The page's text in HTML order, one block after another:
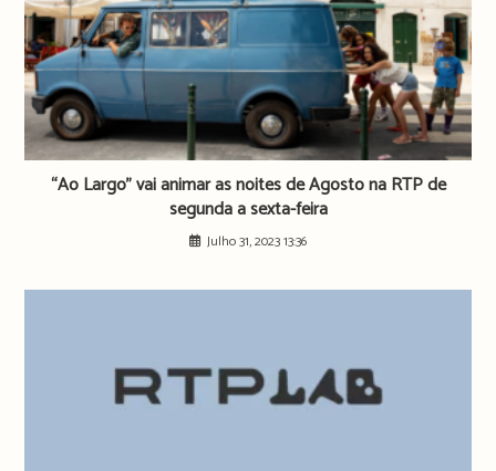
“Ao Largo” vai animar as noites de Agosto na RTP de
segunda a sexta-feira
Julho 31, 2023 13:36